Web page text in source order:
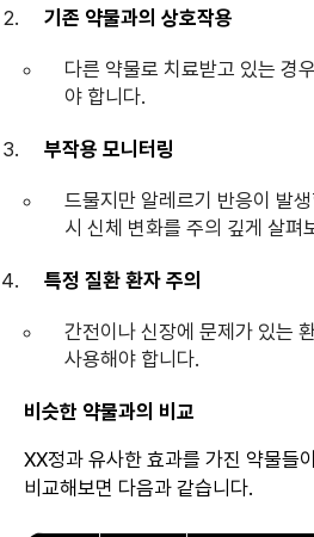
기존 약물과의 상호작용
다른 약물로 치료받고 있는 경
야 합니다.
부작용 모니터링
드물지만 알레르기 반응이 발
시 신체 변화를 주의 깊게 살펴
특정 질환 환자 주의
간전이나 신장에 문제가 있는
사용해야 합니다.
비슷한 약물과의 비교
XX정과 유사한 효과를 가진 약물들
비교해보면 다음과 같습니다.